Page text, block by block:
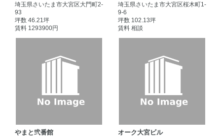
埼玉県さいたま市大宮区大門町2-
93
坪数 46.21坪
賃料 1293900円
埼玉県さいたま市大宮区桜木町1-
9-6
坪数 102.13坪
賃料 相談
やまと弐番館 オーク大宮ビル